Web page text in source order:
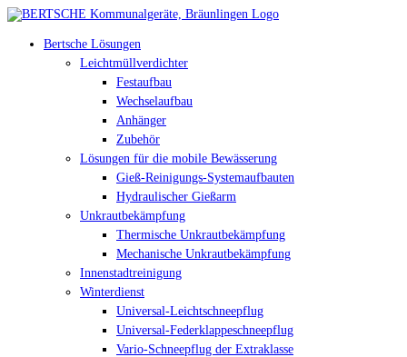
Bertsche Lösungen
Leichtmüllverdichter
Festaufbau
Wechselaufbau
Anhänger
Zubehör
Lösungen für die mobile Bewässerung
Gieß-Reinigungs-Systemaufbauten
Hydraulischer Gießarm
Unkrautbekämpfung
Thermische Unkrautbekämpfung
Mechanische Unkrautbekämpfung
Innenstadtreinigung
Winterdienst
Universal-Leichtschneepflug
Universal-Federklappeschneepflug
Vario-Schneepflug der Extraklasse